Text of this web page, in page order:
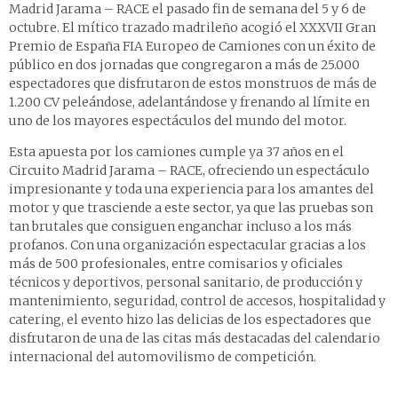
Madrid Jarama – RACE el pasado fin de semana del 5 y 6 de
octubre. El mítico trazado madrileño acogió el XXXVII Gran
Premio de España FIA Europeo de Camiones con un éxito de
público en dos jornadas que congregaron a más de 25.000
espectadores que disfrutaron de estos monstruos de más de
1.200 CV peleándose, adelantándose y frenando al límite en
uno de los mayores espectáculos del mundo del motor.
Esta apuesta por los camiones cumple ya 37 años en el
Circuito Madrid Jarama – RACE, ofreciendo un espectáculo
impresionante y toda una experiencia para los amantes del
motor y que trasciende a este sector, ya que las pruebas son
tan brutales que consiguen enganchar incluso a los más
profanos. Con una organización espectacular gracias a los
más de 500 profesionales, entre comisarios y oficiales
técnicos y deportivos, personal sanitario, de producción y
mantenimiento, seguridad, control de accesos, hospitalidad y
catering, el evento hizo las delicias de los espectadores que
disfrutaron de una de las citas más destacadas del calendario
internacional del automovilismo de competición.